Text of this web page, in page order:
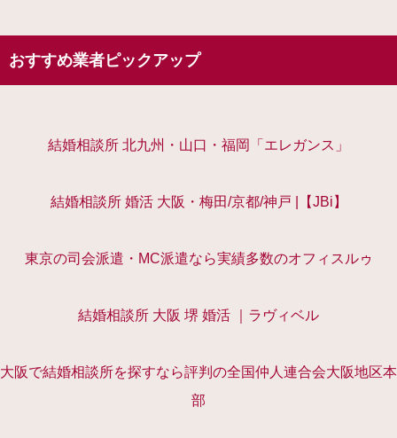
おすすめ業者ピックアップ
結婚相談所 北九州・山口・福岡「エレガンス」
結婚相談所 婚活 大阪・梅田/京都/神戸 |【JBi】
東京の司会派遣・MC派遣なら実績多数のオフィスルゥ
結婚相談所 大阪 堺 婚活 ｜ラヴィベル
大阪で結婚相談所を探すなら評判の全国仲人連合会大阪地区本
部